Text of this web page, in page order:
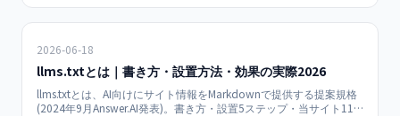
2026-06-18
llms.txtとは｜書き方・設置方法・効果の実際2026
llms.txtとは、AI向けにサイト情報をMarkdownで提供する提案規格
(2024年9月Answer.AI発表)。書き方・設置5ステップ・当サイト111